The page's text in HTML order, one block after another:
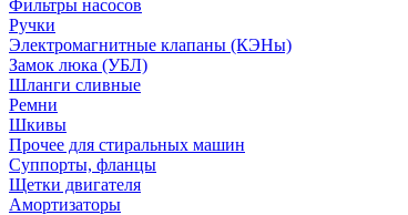
Фильтры насосов
Ручки
Электромагнитные клапаны (КЭНы)
Замок люка (УБЛ)
Шланги сливные
Ремни
Шкивы
Прочее для стиральных машин
Суппорты, фланцы
Щетки двигателя
Амортизаторы